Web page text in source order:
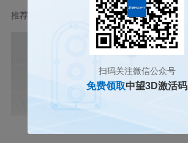
推荐阅读： 国产三维制图
扫码关注微信公众号
免费领取中望3D激活码